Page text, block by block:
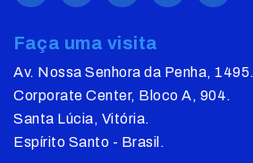
Faça uma visita
Av. Nossa Senhora da Penha, 1495.
Corporate Center, Bloco A, 904.
Santa Lúcia, Vitória.
Espírito Santo - Brasil.